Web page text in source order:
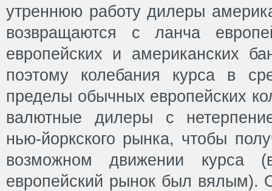
утреннюю работу дилеры
возвращаются с ланча
европейских и американских
поэтому колебания курса в
пределы обычных европейских
валютные дилеры с
нью-йоркского рынка, чтобы
возможном движении курса
европейский рынок был вялым).